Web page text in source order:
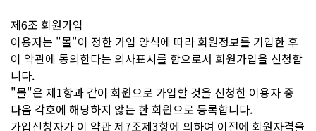
제6조 회원가입
이용자는 "몰"이 정한 가입 양식에 따라 회원정보를 기입한 후
이 약관에 동의한다는 의사표시를 함으로서 회원가입을 신청합
니다.
"몰"은 제1항과 같이 회원으로 가입할 것을 신청한 이용자 중
다음 각호에 해당하지 않는 한 회원으로 등록합니다.
가입신청자가 이 약관 제7조제3항에 의하여 이전에 회원자격을